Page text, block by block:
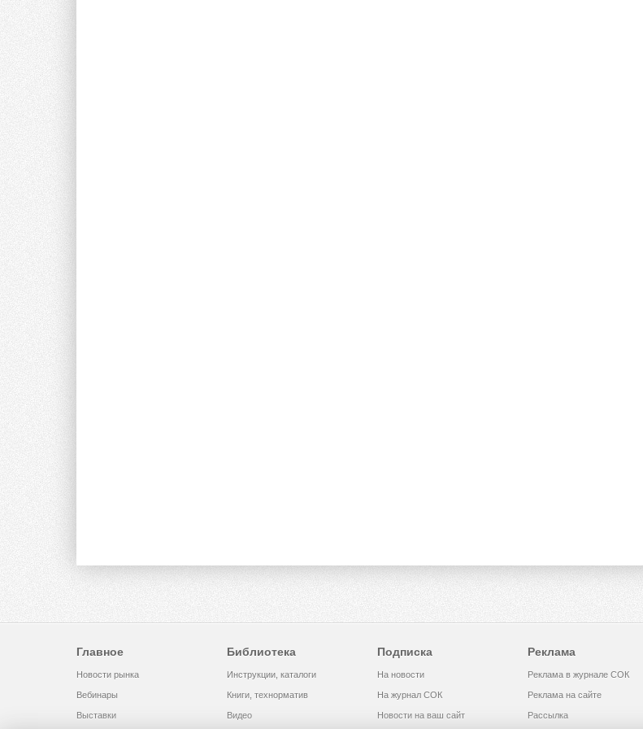
Главное
Новости рынка
Вебинары
Выставки
Библиотека
Инструкции, каталоги
Книги, технорматив
Видео
Подписка
На новости
На журнал СОК
Новости на ваш сайт
Реклама
Реклама в журнале СОК
Реклама на сайте
Рассылка